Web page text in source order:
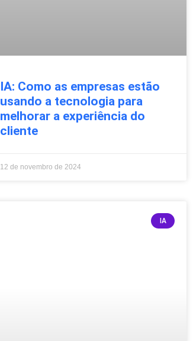
IA: Como as empresas estão
usando a tecnologia para
melhorar a experiência do
cliente
12 de novembro de 2024
IA